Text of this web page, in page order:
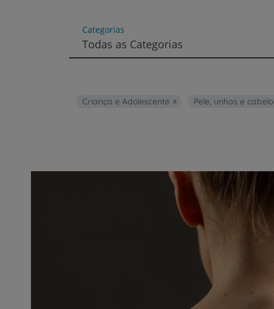
Categorias
Todas as Categorias
Criança e Adolescente Pele, unhas e cabelo